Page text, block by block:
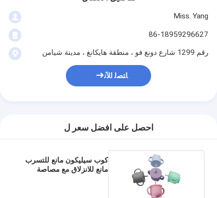
Miss. Yang
86-18959296627
رقم 1299 شارع دونغ فو ، منطقة هايكانغ ، مدينة شيامن
ﺎﺘﺼﻟ ﺍﻶﻧ
احصل على افضل سعر ل
كوب سيليكون مانع للتسرب
مانع للانزلاق مع مصاصة